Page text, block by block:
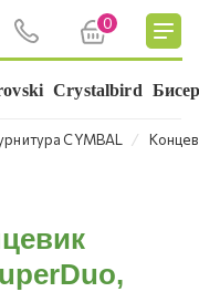
0
Crystalbird
CYMBAL ⁄